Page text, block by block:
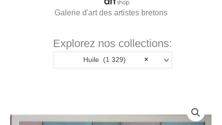
Galerie d'art des artistes bretons
Explorez nos collections:
×
Huile (1 329)
de